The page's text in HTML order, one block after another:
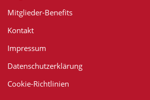
Mitglieder-Benefits
Kontakt
Impressum
Datenschutzerklärung
Cookie-Richtlinien